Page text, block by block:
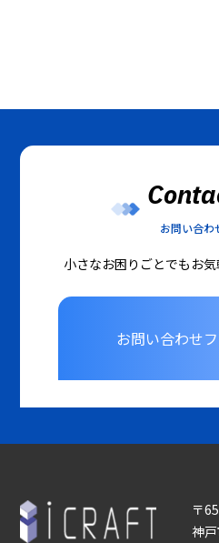
お問い合わ
小さなお困りごとでもお気
お問い合わせ
〒
神